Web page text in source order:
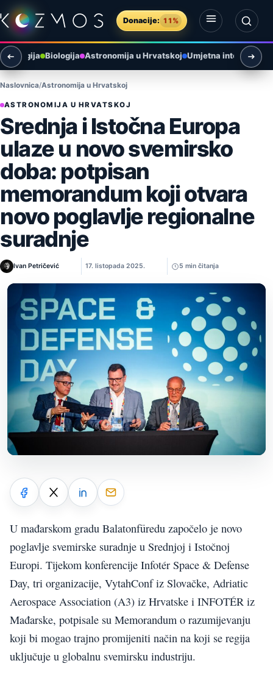
Preskoči na sadržaj
Donacije: 11%
Otvori izbornik
Otvori pretragu
Biologija Astronomija u Hrvatskoj Umjetna inteligencija
Naslovnica Astronomija u Hrvatskoj
ASTRONOMIJA U HRVATSKOJ
Srednja i Istočna Europa
ulaze u novo svemirsko
doba: potpisan
memorandum koji otvara
novo poglavlje regionalne
suradnje
Ivan Petričević 17. listopada 2025. 5 min čitanja
U mađarskom gradu Balatonfüredu započelo je novo
poglavlje svemirske suradnje u Srednjoj i Istočnoj
Europi. Tijekom konferencije Infotér Space & Defense
Day, tri organizacije, VytahConf iz Slovačke, Adriatic
Aerospace Association (A3) iz Hrvatske i INFOTÉR iz
Mađarske, potpisale su Memorandum o razumijevanju
koji bi mogao trajno promijeniti način na koji se regija
uključuje u globalnu svemirsku industriju.